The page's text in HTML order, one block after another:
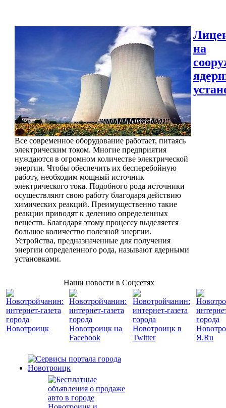
Все современное оборудование работает, питаясь
электрическим током. Многие предприятия
нуждаются в огромном количестве электрической
энергии. Чтобы обеспечить их бесперебойную
работу, необходим мощный источник
электрического тока. Подобного рода источники
осуществляют свою работу благодаря действию
химических реакций. Преимущественно такие
реакции приводят к делению определенных
веществ. Благодаря этому процессу выделяется
большое количество полезной энергии.
Устройства, предназначенные для получения
энергии определенного рода, называют ядерными
установками.
на
Наши новости в Соцсетях